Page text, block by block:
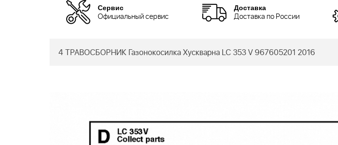
Сервис
Официальный сервис
Доставка
Доставка по России
4 ТРАВОСБОРНИК Газонокосилка Хускварна LC 353 V 967605201 2016